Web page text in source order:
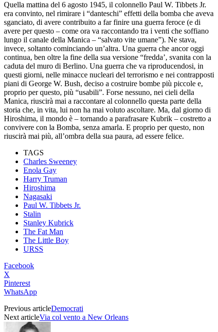
Quella mattina del 6 agosto 1945, il colonnello Paul W. Tibbets Jr.
era convinto, nel rimirare i “danteschi” effetti della bomba che aveva
sganciato, di avere contribuito a far finire una guerra feroce (e di
avere per questo – come ora va raccontando tra i venti che soffiano
lungo il canale della Manica – “salvato vite umane”). Ne stava,
invece, soltanto cominciando un’altra. Una guerra che ancor oggi
continua, ben oltre la fine della sua versione “fredda’, svanita con la
caduta del muro di Berlino. Una guerra che va riproducendosi, in
questi giorni, nelle minacce nucleari del terrorismo e nei contrapposti
piani di George W. Bush, deciso a costruire bombe più piccole e,
proprio per questo, più “usabili”. Forse nessuno, nei cieli della
Manica, riuscirà mai a raccontare al colonnello questa parte della
storia che, in vita, lui non ha mai voluto ascoltare. Ma, dal giorno di
Hiroshima, il mondo è – tornando a parafrasare Kubrik – costretto a
convivere con la Bomba, senza amarla. E proprio per questo, non
riuscirà mai più, all’ombra della sua paura, ad essere felice.
TAGS
Charles Sweeney
Enola Gay
Harry Truman
Hiroshima
Nagasaki
Paul W. Tibbets Jr.
Stalin
Stanley Kubrick
The Fat Man
The Little Boy
URSS
Facebook
X
Pinterest
WhatsApp
Previous articleDemocrati
Next articleVia col vento a New Orleans